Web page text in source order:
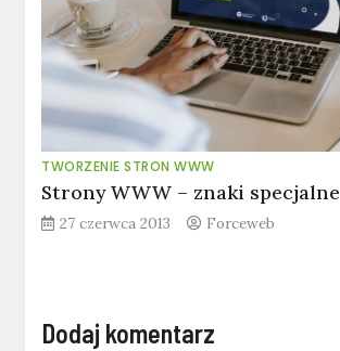
TWORZENIE STRON WWW
Strony WWW – znaki specjalne
27 czerwca 2013 Forceweb
Dodaj komentarz